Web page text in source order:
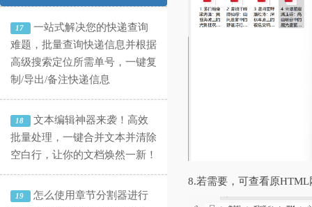
17
一站式解决您的快递查询
难题，批量查询快递信息并根据
高级搜索定位所需单号，一键复
制/导出/备注快递信息
18
文本编辑神器来袭！高效
批量处理，一键合并文本并清除
空白行，让你的文档焕然一新！
19
怎么使用章节分割器进行
8.若需要，可查看原